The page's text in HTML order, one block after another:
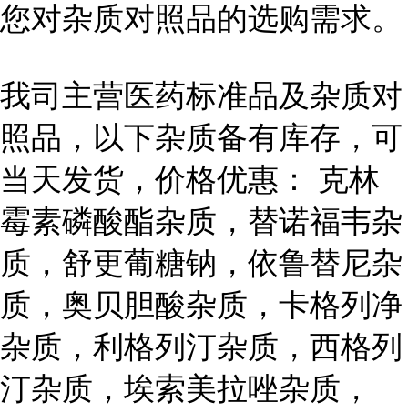
您对杂质对照品的选购需求。
我司主营医药标准品及杂质对
照品，以下杂质备有库存，可
当天发货，价格优惠： 克林
霉素磷酸酯杂质，替诺福韦杂
质，舒更葡糖钠，依鲁替尼杂
质，奥贝胆酸杂质，卡格列净
杂质，利格列汀杂质，西格列
汀杂质，埃索美拉唑杂质，